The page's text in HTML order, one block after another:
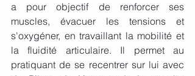
a pour objectif de renforcer ses
muscles, évacuer les tensions et
s'oxygéner, en travaillant la mobilité et
la fluidité articulaire. Il permet au
pratiquant de se recentrer sur lui avec